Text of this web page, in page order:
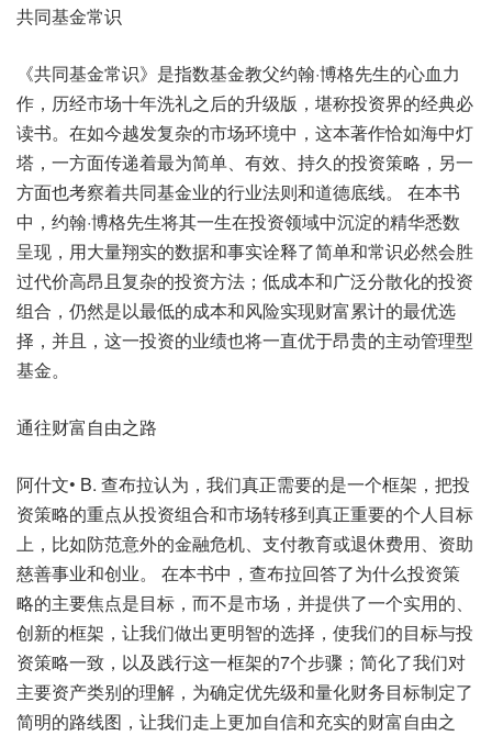
共同基金常识
《共同基金常识》是指数基金教父约翰·博格先生的心血力
作，历经市场十年洗礼之后的升级版，堪称投资界的经典必
读书。在如今越发复杂的市场环境中，这本著作恰如海中灯
塔，一方面传递着最为简单、有效、持久的投资策略，另一
方面也考察着共同基金业的行业法则和道德底线。 在本书
中，约翰·博格先生将其一生在投资领域中沉淀的精华悉数
呈现，用大量翔实的数据和事实诠释了简单和常识必然会胜
过代价高昂且复杂的投资方法；低成本和广泛分散化的投资
组合，仍然是以最低的成本和风险实现财富累计的最优选
择，并且，这一投资的业绩也将一直优于昂贵的主动管理型
基金。
通往财富自由之路
阿什文• B. 查布拉认为，我们真正需要的是一个框架，把投
资策略的重点从投资组合和市场转移到真正重要的个人目标
上，比如防范意外的金融危机、支付教育或退休费用、资助
慈善事业和创业。 在本书中，查布拉回答了为什么投资策
略的主要焦点是目标，而不是市场，并提供了一个实用的、
创新的框架，让我们做出更明智的选择，使我们的目标与投
资策略一致，以及践行这一框架的7个步骤；简化了我们对
主要资产类别的理解，为确定优先级和量化财务目标制定了
简明的路线图，让我们走上更加自信和充实的财富自由之